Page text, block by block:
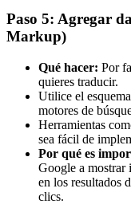
Paso 5: Agregar
Markup)
Qué hacer: Por
quieres traducir.
Utilice el
motores de
Herramientas
sea fácil de
Por qué es
Google a mostrar
en los resultados
clics.